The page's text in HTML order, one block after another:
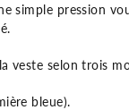
simple pression
veste selon trois
bleue).